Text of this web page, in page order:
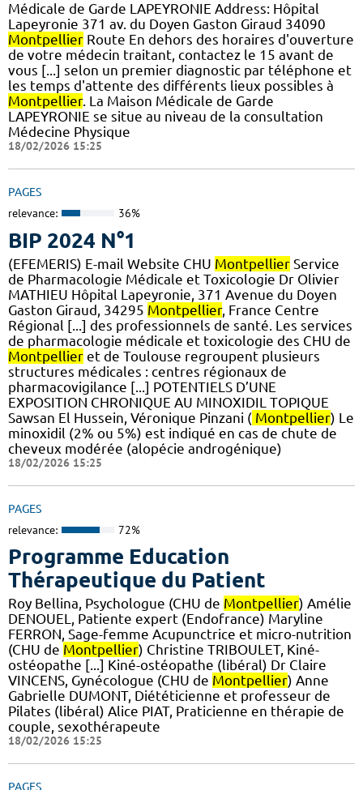
Médicale de Garde LAPEYRONIE Address: Hôpital
Lapeyronie 371 av. du Doyen Gaston Giraud 34090
Montpellier Route En dehors des horaires d'ouverture
de votre médecin traitant, contactez le 15 avant de
vous [...] selon un premier diagnostic par téléphone et
les temps d'attente des différents lieux possibles à
Montpellier. La Maison Médicale de Garde
LAPEYRONIE se situe au niveau de la consultation
Médecine Physique
18/02/2026 15:25
PAGES
relevance: 36%
BIP 2024 N°1
(EFEMERIS) E-mail Website CHU Montpellier Service
de Pharmacologie Médicale et Toxicologie Dr Olivier
MATHIEU Hôpital Lapeyronie, 371 Avenue du Doyen
Gaston Giraud, 34295 Montpellier, France Centre
Régional [...] des professionnels de santé. Les services
de pharmacologie médicale et toxicologie des CHU de
Montpellier et de Toulouse regroupent plusieurs
structures médicales : centres régionaux de
pharmacovigilance [...] POTENTIELS D’UNE
EXPOSITION CHRONIQUE AU MINOXIDIL TOPIQUE
Sawsan El Hussein, Véronique Pinzani ( Montpellier) Le
minoxidil (2% ou 5%) est indiqué en cas de chute de
cheveux modérée (alopécie androgénique)
18/02/2026 15:25
PAGES
relevance: 72%
Programme Education
Thérapeutique du Patient
Roy Bellina, Psychologue (CHU de Montpellier) Amélie
DENOUEL, Patiente expert (Endofrance) Maryline
FERRON, Sage-femme Acupunctrice et micro-nutrition
(CHU de Montpellier) Christine TRIBOULET, Kiné-
ostéopathe [...] Kiné-ostéopathe (libéral) Dr Claire
VINCENS, Gynécologue (CHU de Montpellier) Anne
Gabrielle DUMONT, Diététicienne et professeur de
Pilates (libéral) Alice PIAT, Praticienne en thérapie de
couple, sexothérapeute
18/02/2026 15:25
PAGES